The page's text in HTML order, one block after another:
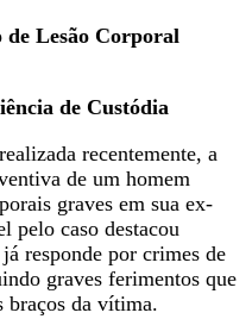
de Lesão Corporal
de Custódia
recentemente, a
de um homem
graves em sua ex-
pelo caso destacou
responde por crimes de
graves ferimentos que
braços da vítima.